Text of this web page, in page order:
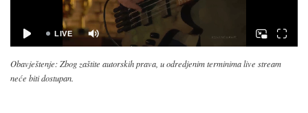
Obavještenje: Zbog zaštite autorskih prava, u odredjenim terminima live stream
neće biti dostupan.